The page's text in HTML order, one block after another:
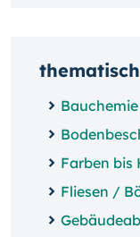
Bauchemie
Farben bis
Fliesen /